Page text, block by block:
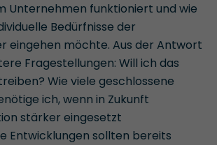
Unternehmen funktioniert und wie
Bedürfnisse der
eingehen möchte. Aus der Antwort
Fragestellungen: Will ich das
Wie viele geschlossene
ich, wenn in Zukunft
stärker eingesetzt
Entwicklungen sollten bereits